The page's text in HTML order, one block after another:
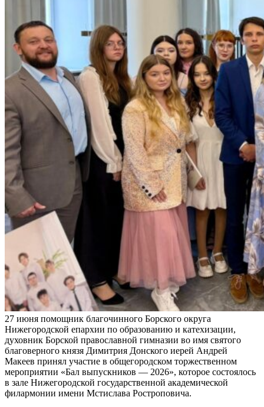
27 июня помощник благочинного Борского округа
Нижегородской епархии по образованию и катехизации,
духовник Борской православной гимназии во имя святого
благоверного князя Димитрия Донского иерей Андрей
Макеев принял участие в общегородском торжественном
мероприятии «Бал выпускников — 2026», которое состоялось
в зале Нижегородской государственной академической
филармонии имени Мстислава Ростроповича.